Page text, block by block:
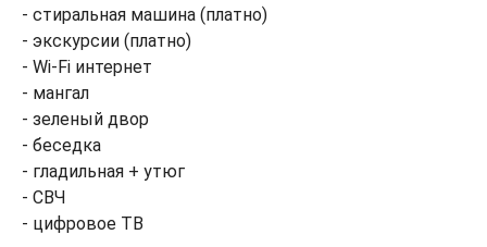
- стиральная машина (платно)
- экскурсии (платно)
- Wi-Fi интернет
- мангал
- зеленый двор
- беседка
- гладильная + утюг
- СВЧ
- цифровое ТВ